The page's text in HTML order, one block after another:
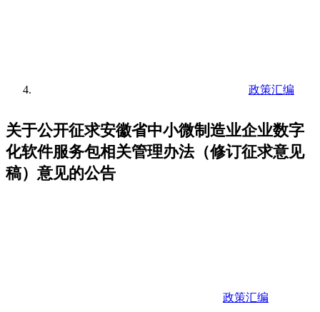
政策汇编
关于公开征求安徽省中小微制造业企业数字
化软件服务包相关管理办法（修订征求意见
稿）意见的公告
政策汇编